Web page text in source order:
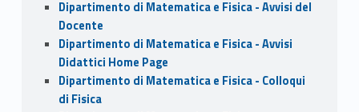
Dipartimento di Matematica e Fisica - Avvisi del
Docente
Dipartimento di Matematica e Fisica - Avvisi
Didattici Home Page
Dipartimento di Matematica e Fisica - Colloqui
di Fisica